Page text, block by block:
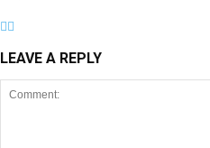
LEAVE A REPLY